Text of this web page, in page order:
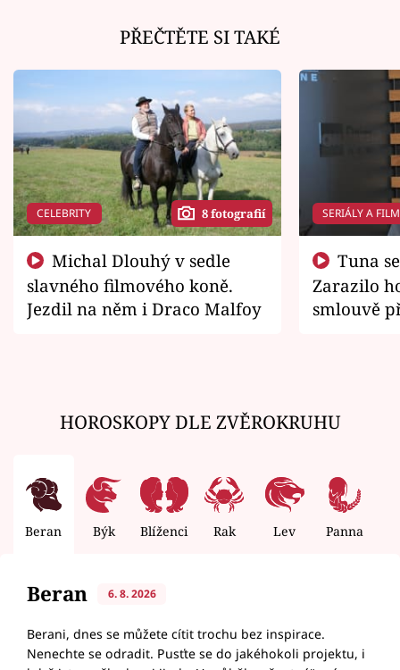
PŘEČTĚTE SI TAKÉ
CELEBRITY 8 fotografií
slavného filmového koně.
Jezdil na něm i Draco Malfoy
SERIÁLY A
Zarazilo
smlouvě
HOROSKOPY DLE ZVĚROKRUHU
Beran Býk Blíženci Rak Lev Panna
Beran 6. 8. 2026
Berani, dnes se můžete cítit trochu bez inspirace.
Nenechte se odradit. Pusťte se do jakéhokoli projektu, i